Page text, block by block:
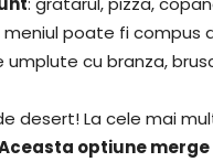
meniul poate fi compus
umplute cu branza,
desert! La cele mai
optiune